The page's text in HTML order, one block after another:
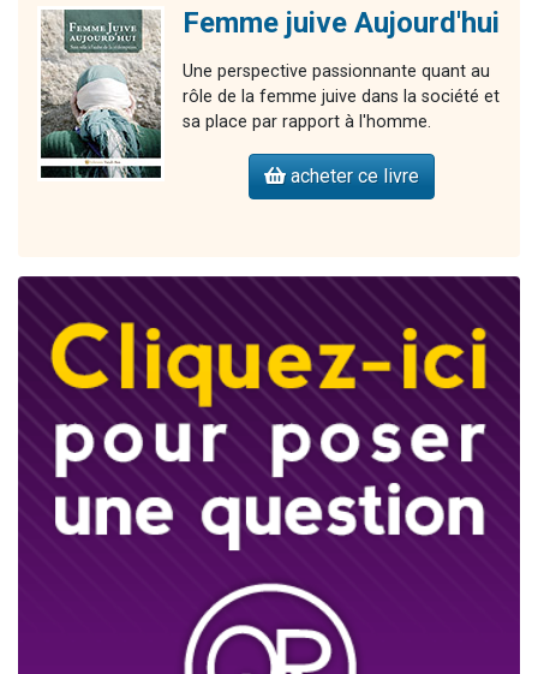
Femme juive Aujourd'hui
Une perspective passionnante quant au
rôle de la femme juive dans la société et
sa place par rapport à l'homme.
acheter ce livre